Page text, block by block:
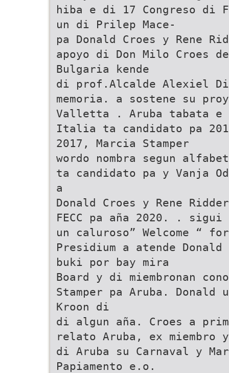
hiba e di 17 Congreso di
un di Prilep Mace-
pa Donald Croes y Rene
apoyo di Don Milo Croes
Bulgaria kende
di prof.Alcalde Alexiel
memoria. a sostene su
Valletta . Aruba tabata e
Italia ta candidato pa
2017, Marcia Stamper
wordo nombra segun
ta candidato pa y Vanja
a
Donald Croes y Rene
FECC pa aña 2020. .
un caluroso” Welcome “
Presidium a atende
buki por bay mira
Board y di miembronan
Stamper pa Aruba. Donald
Kroon di
di algun aña. Croes a
relato Aruba, ex miembro y
di Aruba su Carnaval y
Papiamento e.o.